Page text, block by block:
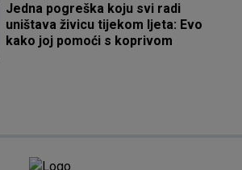
Jedna pogreška koju svi radi
uništava živicu tijekom ljeta: Evo
kako joj pomoći s koprivom